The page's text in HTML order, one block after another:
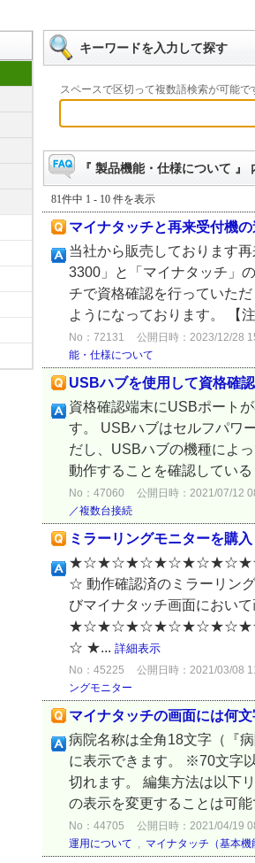
キーワードを入力して探す
スペースで区切って複数語検索が可能で
『 製品機能・仕様について 』
81件中 1 - 10 件を表示
マイナタッチと再来受付機
当社から販売しております
3300」と「マイナタッチ」
チで資格確認を行っていた
ようになっております。 【
No：72131 公開日時：2023/12/28
能・仕様について
USBハブを使用して資格確
資格確認端末にUSBポート
す。 USBハブはセルフパワ
だし、USBハブの機種によ
動作することを確認してい
No：47060 公開日時：2021/07/12
／複数台接続
ミラーリングモニターを購
☆ 動作確認済のミラーリン
びマイナタッチ画面におい
☆ ★... 詳細表示
No：45225 公開日時：2021/03/08
ングモニター
マイナタッチの画面には何
病院名称は全角18文字（『
に表示できます。 ※70文字
切れます。 編集方法は以下
の表示を変更することは可
No：44705 公開日時：2021/04/19
運用について , マイナタッチ（基本機